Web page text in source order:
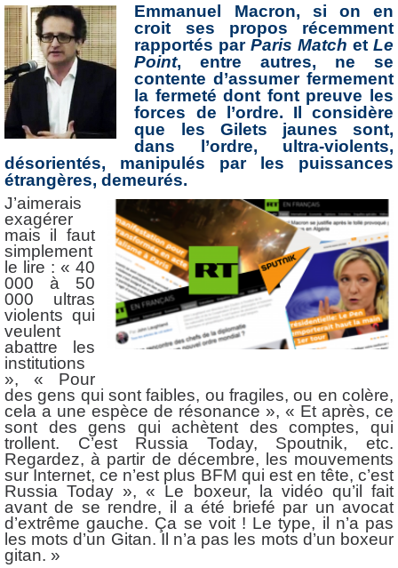
Emmanuel Macron, si on en
croit ses propos récemment
rapportés parParis Match et Le
Point, entre autres, ne se
contente d’assumer fermement
la fermeté dont font preuve les
forces de l’ordre. Il considère
que les Gilets jaunes sont,
dans l’ordre, ultra-violents,
désorientés, manipulés par les puissances
étrangères, demeurés.
J’aimerais
exagérer
mais il faut
simplement
le lire : « 40
000 à 50
000 ultras
violents qui
veulent
abattre les
institutions
», « Pour
des gens qui sont faibles, ou fragiles, ou en colère,
cela a une espèce de résonance », « Et après, ce
sont des gens qui achètent des comptes, qui
trollent. C’est Russia Today, Spoutnik, etc.
Regardez, à partir de décembre, les mouvements
sur Internet, ce n’est plus BFM qui est en tête, c’est
Russia Today », « Le boxeur, la vidéo qu’il fait
avant de se rendre, il a été briefé par un avocat
d’extrême gauche. Ça se voit ! Le type, il n’a pas
les mots d’un Gitan. Il n’a pas les mots d’un boxeur
gitan. »